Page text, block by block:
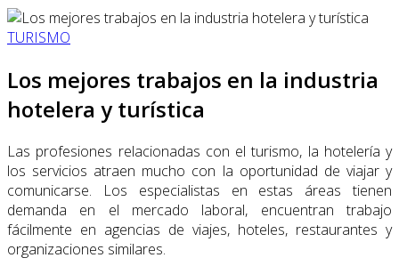
TURISMO
Los mejores trabajos en la industria
hotelera y turística
Las profesiones relacionadas con el turismo, la hotelería y
los servicios atraen mucho con la oportunidad de viajar y
comunicarse. Los especialistas en estas áreas tienen
demanda en el mercado laboral, encuentran trabajo
fácilmente en agencias de viajes, hoteles, restaurantes y
organizaciones similares.